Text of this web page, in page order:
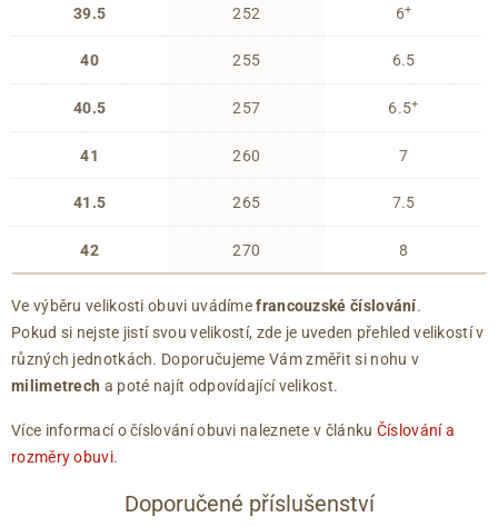
39.5
40
40.5
41
41.5
42
252
255
257
260
265
270
6+
6.5
6.5+
7
7.5
8
Ve výběru velikosti obuvi uvádímefrancouzské číslování.
Pokud si nejste jistí svou velikostí, zde je uveden přehled velikostí v
různých jednotkách. Doporučujeme Vám změřit si nohu v
milimetrech a poté najít odpovídající velikost.
Více informací o číslování obuvi naleznete v článku Číslování a
rozměry obuvi.
Doporučené příslušenství